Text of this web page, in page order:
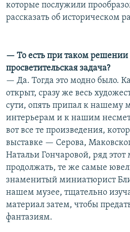
которые послужили
рассказать об историческом
— То есть при таком решении
просветительская задача?
— Да. Тогда это модно было.
открыт, сразу же весь
сути, опять припал к нашему
интерьерам и к нашим
вот все те произведения,
выставке — Серова,
Натальи Гончаровой, ряд
продолжать, те же самые
знаменитый миниатюрист
нашем музее, тщательно
материал затем, чтобы
фантазиям.